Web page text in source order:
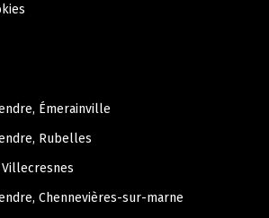
Émerainville
Rubelles
Villecresnes
Chennevières-sur-marne